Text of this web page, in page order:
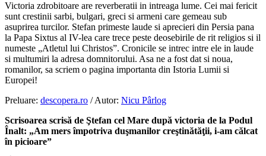
Victoria zdrobitoare are reverberatii in intreaga lume. Cei mai fericit
sunt crestinii sarbi, bulgari, greci si armeni care gemeau sub
asuprirea turcilor. Stefan primeste laude si aprecieri din Persia pana
la Papa Sixtus al IV-lea care trece peste deosebirile de rit religios si il
numeste „Atletul lui Christos”. Cronicile se intrec intre ele in laude
si multumiri la adresa domnitorului. Asa ne a fost dat si noua,
romanilor, sa scriem o pagina importanta din Istoria Lumii si
Europei!
Preluare: descopera.ro / Autor: Nicu Pârlog
Scrisoarea scrisă de Ştefan cel Mare după victoria de la Podul
Înalt: „Am mers împotriva duşmanilor creştinătăţii, i-am călcat
în picioare”